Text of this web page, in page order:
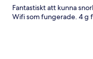
Fantastiskt att kunna
Wifi som fungerade. 4 g